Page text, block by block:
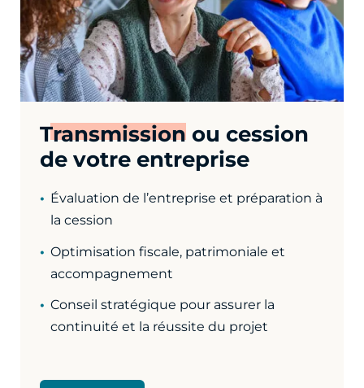
Transmission ou cession
de votre entreprise
Évaluation de l’entreprise et préparation à
la cession
Optimisation fiscale, patrimoniale et
accompagnement
Conseil stratégique pour assurer la
continuité et la réussite du projet